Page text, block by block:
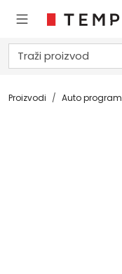
Proizvodi Auto program